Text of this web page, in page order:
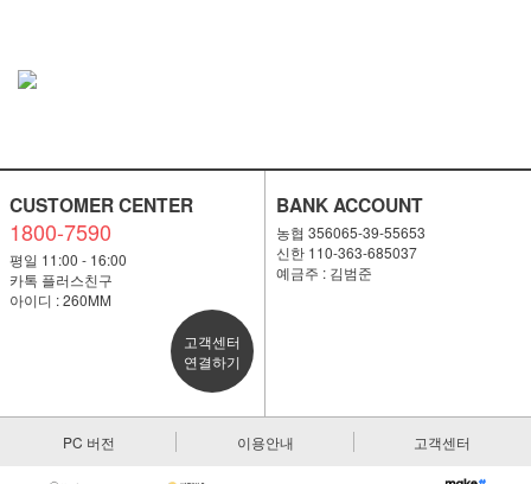
CUSTOMER CENTER
1800-7590
평일 11:00 - 16:00
카톡 플러스친구
아이디 : 260MM
고객센터
연결하기
BANK ACCOUNT
농협 356065-39-55653
신한 110-363-685037
예금주 : 김범준
PC 버전 이용안내 고객센터